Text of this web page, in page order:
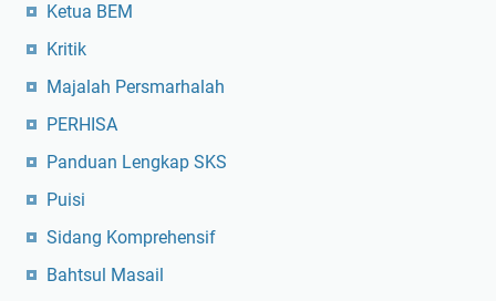
Ketua BEM
Kritik
Majalah Persmarhalah
PERHISA
Panduan Lengkap SKS
Puisi
Sidang Komprehensif
Bahtsul Masail